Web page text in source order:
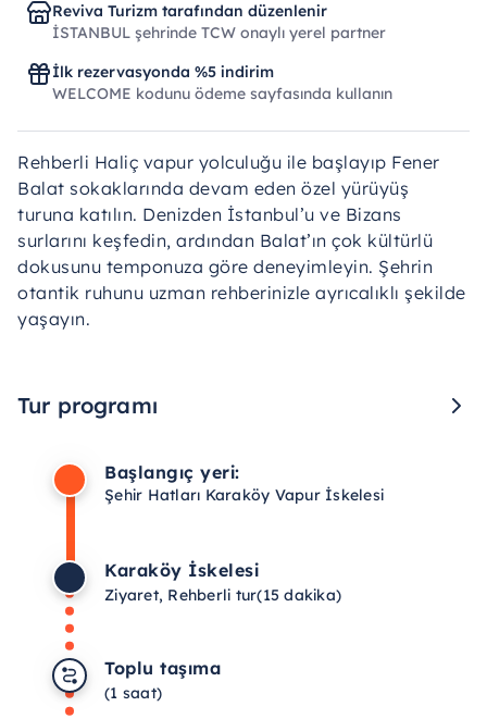
Reviva Turizm tarafından düzenlenir
İSTANBUL şehrinde TCW onaylı yerel partner
İlk rezervasyonda %5 indirim
WELCOME kodunu ödeme sayfasında kullanın
Rehberli Haliç vapur yolculuğu ile başlayıp Fener
Balat sokaklarında devam eden özel yürüyüş
turuna katılın. Denizden İstanbul’u ve Bizans
surlarını keşfedin, ardından Balat’ın çok kültürlü
dokusunu temponuza göre deneyimleyin. Şehrin
otantik ruhunu uzman rehberinizle ayrıcalıklı şekilde
yaşayın.
Tur programı
Başlangıç yeri:
Şehir Hatları Karaköy Vapur İskelesi
Karaköy İskelesi
Ziyaret, Rehberli tur(15 dakika)
Toplu taşıma
(1 saat)